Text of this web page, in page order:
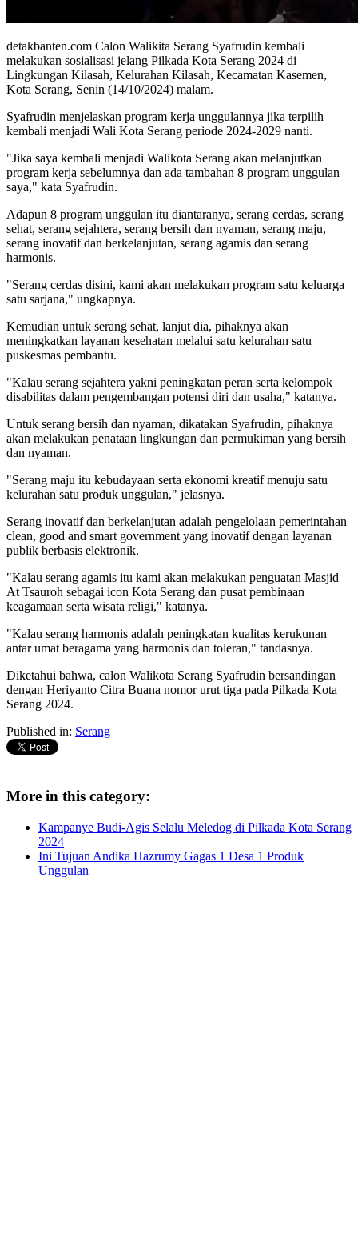
detakbanten.com Calon Walikita Serang Syafrudin kembali
melakukan sosialisasi jelang Pilkada Kota Serang 2024 di
Lingkungan Kilasah, Kelurahan Kilasah, Kecamatan Kasemen,
Kota Serang, Senin (14/10/2024) malam.
Syafrudin menjelaskan program kerja unggulannya jika terpilih
kembali menjadi Wali Kota Serang periode 2024-2029 nanti.
"Jika saya kembali menjadi Walikota Serang akan melanjutkan
program kerja sebelumnya dan ada tambahan 8 program unggulan
saya," kata Syafrudin.
Adapun 8 program unggulan itu diantaranya, serang cerdas, serang
sehat, serang sejahtera, serang bersih dan nyaman, serang maju,
serang inovatif dan berkelanjutan, serang agamis dan serang
harmonis.
"Serang cerdas disini, kami akan melakukan program satu keluarga
satu sarjana," ungkapnya.
Kemudian untuk serang sehat, lanjut dia, pihaknya akan
meningkatkan layanan kesehatan melalui satu kelurahan satu
puskesmas pembantu.
"Kalau serang sejahtera yakni peningkatan peran serta kelompok
disabilitas dalam pengembangan potensi diri dan usaha," katanya.
Untuk serang bersih dan nyaman, dikatakan Syafrudin, pihaknya
akan melakukan penataan lingkungan dan permukiman yang bersih
dan nyaman.
"Serang maju itu kebudayaan serta ekonomi kreatif menuju satu
kelurahan satu produk unggulan," jelasnya.
Serang inovatif dan berkelanjutan adalah pengelolaan pemerintahan
clean, good and smart government yang inovatif dengan layanan
publik berbasis elektronik.
"Kalau serang agamis itu kami akan melakukan penguatan Masjid
At Tsauroh sebagai icon Kota Serang dan pusat pembinaan
keagamaan serta wisata religi," katanya.
"Kalau serang harmonis adalah peningkatan kualitas kerukunan
antar umat beragama yang harmonis dan toleran," tandasnya.
Diketahui bahwa, calon Walikota Serang Syafrudin bersandingan
dengan Heriyanto Citra Buana nomor urut tiga pada Pilkada Kota
Serang 2024.
Published in: Serang
More in this category:
Kampanye Budi-Agis Selalu Meledog di Pilkada Kota Serang
2024
Ini Tujuan Andika Hazrumy Gagas 1 Desa 1 Produk
Unggulan